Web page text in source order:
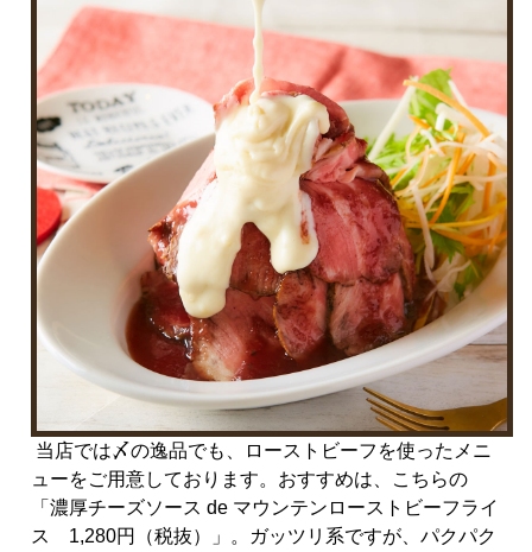
当店では〆の逸品でも、ローストビーフを使ったメニ
ューをご用意しております。おすすめは、こちらの
「濃厚チーズソース de マウンテンローストビーフライ
ス 1,280円（税抜）」。ガッツリ系ですが、パクパク